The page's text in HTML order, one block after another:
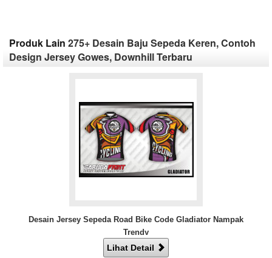
Produk Lain 275+ Desain Baju Sepeda Keren, Contoh
Design Jersey Gowes, Downhill Terbaru
Desain Jersey Sepeda Road Bike Code Gladiator Nampak
Trendy
Lihat Detail